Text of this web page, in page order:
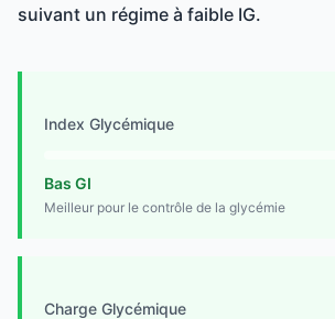
suivant un régime à faible IG.
Index Glycémique
Bas GI
Meilleur pour le contrôle de la glycémie
Charge Glycémique